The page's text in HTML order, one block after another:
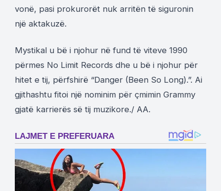
vonë, pasi prokurorët nuk arritën të siguronin
një aktakuzë.
Mystikal u bë i njohur në fund të viteve 1990
përmes No Limit Records dhe u bë i njohur për
hitet e tij, përfshirë “Danger (Been So Long).”. Ai
gjithashtu fitoi një nominim për çmimin Grammy
gjatë karrierës së tij muzikore./ AA.